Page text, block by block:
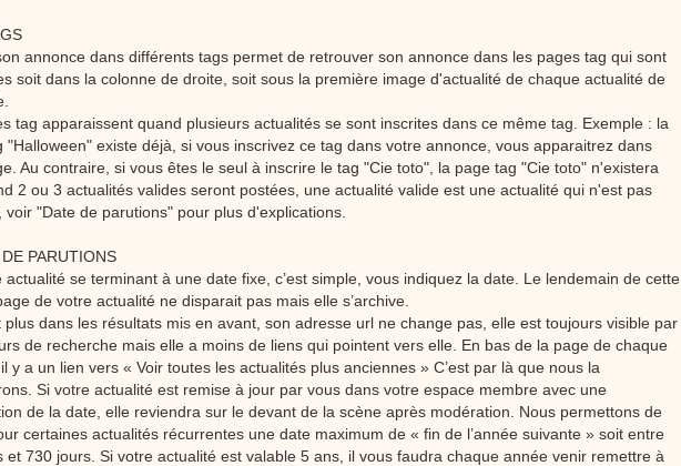
annonce dans différents tags permet de retrouver son annonce dans les pages tag qui sont
soit dans la colonne de droite, soit sous la première image d'actualité de chaque actualité de
tag apparaissent quand plusieurs actualités se sont inscrites dans ce même tag. Exemple : la
"Halloween" existe déjà, si vous inscrivez ce tag dans votre annonce, vous apparaitrez dans
Au contraire, si vous êtes le seul à inscrire le tag "Cie toto", la page tag "Cie toto" n'existera
2 ou 3 actualités valides seront postées, une actualité valide est une actualité qui n'est pas
voir "Date de parutions" pour plus d'explications.
PARUTIONS
actualité se terminant à une date fixe, c’est simple, vous indiquez la date. Le lendemain de cette
de votre actualité ne disparait pas mais elle s’archive.
plus dans les résultats mis en avant, son adresse url ne change pas, elle est toujours visible par
de recherche mais elle a moins de liens qui pointent vers elle. En bas de la page de chaque
y a un lien vers « Voir toutes les actualités plus anciennes » C’est par là que nous la
Si votre actualité est remise à jour par vous dans votre espace membre avec une
de la date, elle reviendra sur le devant de la scène après modération. Nous permettons de
certaines actualités récurrentes une date maximum de « fin de l’année suivante » soit entre
et 730 jours. Si votre actualité est valable 5 ans, il vous faudra chaque année venir remettre à